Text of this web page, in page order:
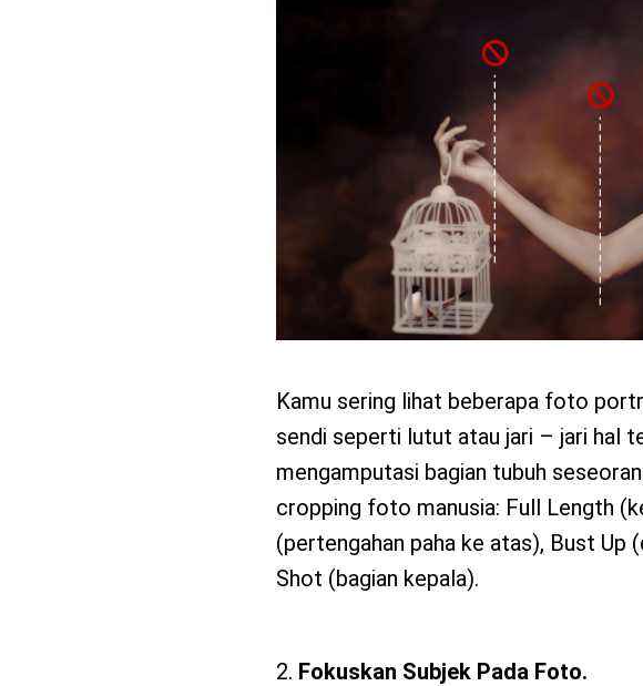
Kamu sering lihat beberapa foto
sendi seperti lutut atau jari – jari hal
mengamputasi bagian tubuh
cropping foto manusia: Full Length
(pertengahan paha ke atas), Bust Up
Shot (bagian kepala).
Fokuskan Subjek Pada Foto.